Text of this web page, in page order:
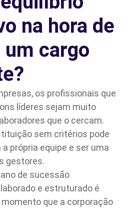
na hora de
cargo
, os profissionais que
líderes sejam muito
que o cercam.
sem critérios pode
própria equipe e ser uma
gestores.
de sucessão
e estruturado é
que a corporação